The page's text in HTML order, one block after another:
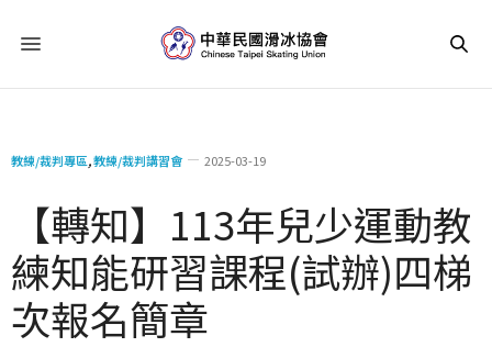
教練/裁判專區,教練/裁判講習會 2025-03-19
【轉知】113年兒少運動教
練知能研習課程(試辦)四梯
次報名簡章